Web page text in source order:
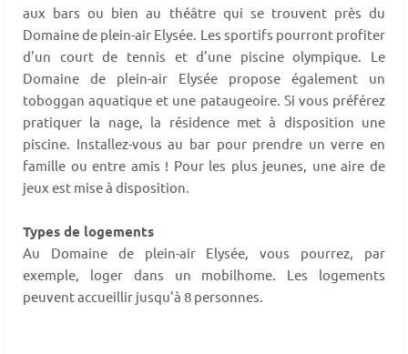
aux bars ou bien au théâtre qui se trouvent près du
Domaine de plein-air Elysée. Les sportifs pourront profiter
d'un court de tennis et d'une piscine olympique. Le
Domaine de plein-air Elysée propose également un
toboggan aquatique et une pataugeoire. Si vous préférez
pratiquer la nage, la résidence met à disposition une
piscine. Installez-vous au bar pour prendre un verre en
famille ou entre amis ! Pour les plus jeunes, une aire de
jeux est mise à disposition.
Types de logements
Au Domaine de plein-air Elysée, vous pourrez, par
exemple, loger dans un mobilhome. Les logements
peuvent accueillir jusqu'à 8 personnes.